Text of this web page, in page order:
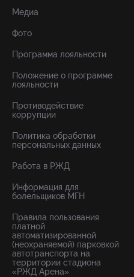
Медиа
Фото
Программа лояльности
Положение о программе
лояльности
Противодействие
коррупции
Политика обработки
персональных данных
Работа в РЖД
Информация для
болельщиков МГН
Правила пользования
платной
автоматизированной
(неохраняемой) парковкой
автотранспорта на
территории стадиона
«РЖД Арена»